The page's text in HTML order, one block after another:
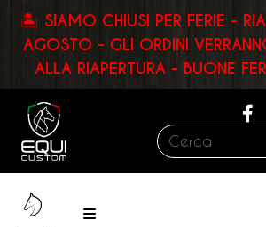
🏝️ SIAMO CHIUSI PER FERIE -
AGOSTO - GLI ORDINI
ALLA RIAPERTURA - BUONE
Cerca:
Menu